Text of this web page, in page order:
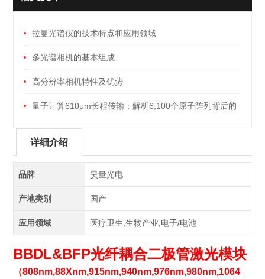
拉曼光谱仪的技术特点和应用领域
多光谱相机的基本组成
高分辨率相机特性及优势
量子计算610μm长程传输：解析6,100个原子阵列背后的
G&H AOD
详细介绍
品牌 昊量光电
产地类别 国产
应用领域 医疗卫生,生物产业,电子/电池
BBDL&BFP光纤耦合二极管激光模块
（808nm,88Xnm,915nm,940nm,976nm,980nm,1064